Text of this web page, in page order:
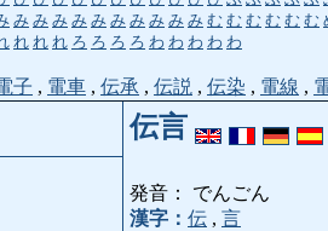
み み み み み み み み み み む む む む む む
れ れ れ ろ ろ ろ ろ わ わ わ わ わ
子 , 電車 , 伝承 , 伝説 , 伝染 , 電線 ,
伝言
発音： でんごん
漢字： 伝 , 言